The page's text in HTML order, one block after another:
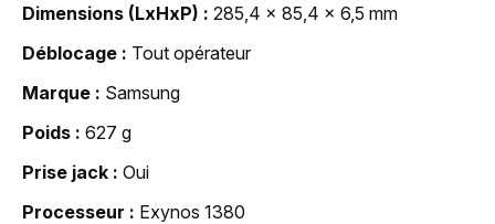
Dimensions (LxHxP)
285,4 x 85,4 x 6,5 mm
Déblocage
Tout opérateur
Marque
Samsung
Poids
627 g
Prise jack
Oui
Processeur
Exynos 1380